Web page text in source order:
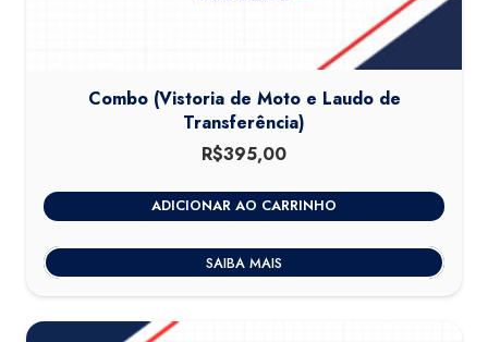
Combo (Vistoria de Moto e Laudo de
Transferência)
R$395,00
ADICIONAR AO CARRINHO
SAIBA MAIS